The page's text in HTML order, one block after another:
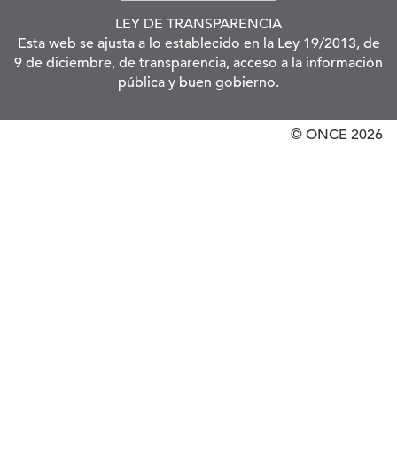
LEY DE TRANSPARENCIA
Esta web se ajusta a lo establecido en la Ley 19/2013, de
9 de diciembre, de transparencia, acceso a la información
pública y buen gobierno.
© ONCE 2026